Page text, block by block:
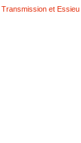
et Essieu